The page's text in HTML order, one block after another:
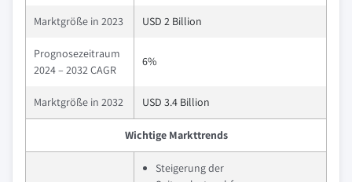
Marktgröße in 2023 USD 2 Billion
Prognosezeitraum
2024 – 2032 CAGR
6%
Marktgröße in 2032 USD 3.4 Billion
Wichtige Markttrends
Steigerung der